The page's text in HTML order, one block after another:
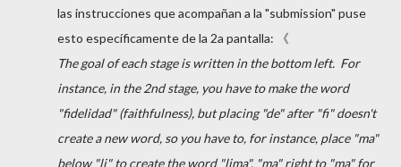
las instrucciones que acompañan a la "submission" puse
esto específicamente de la 2a pantalla: 《
The goal of each stage is written in the bottom left. For
instance, in the 2nd stage, you have to make the word
"fidelidad" (faithfulness), but placing "de" after "fi" doesn't
create a new word, so you have to, for instance, place "ma"
below "li" to create the word "lima", "ma" right to "ma" for